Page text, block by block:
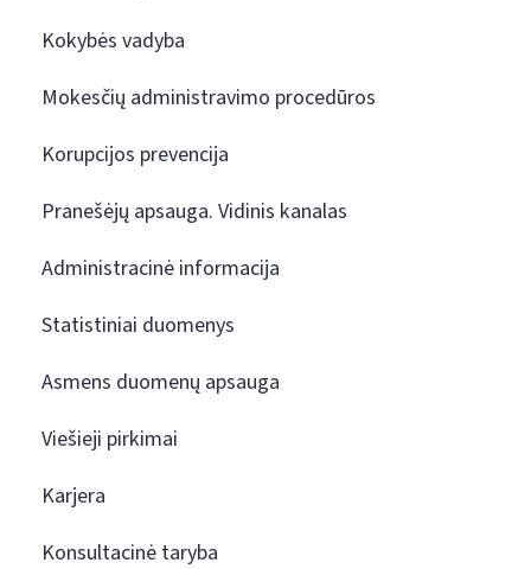
Kokybės vadyba
Mokesčių administravimo procedūros
Korupcijos prevencija
Pranešėjų apsauga. Vidinis kanalas
Administracinė informacija
Statistiniai duomenys
Asmens duomenų apsauga
Viešieji pirkimai
Karjera
Konsultacinė taryba